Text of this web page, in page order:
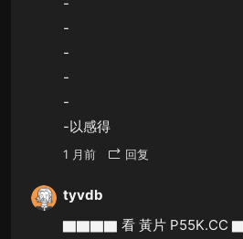
-
-
-
-
-以感得
1 月前 回复
tyvdb
▇▇▇▇ 看 黃片